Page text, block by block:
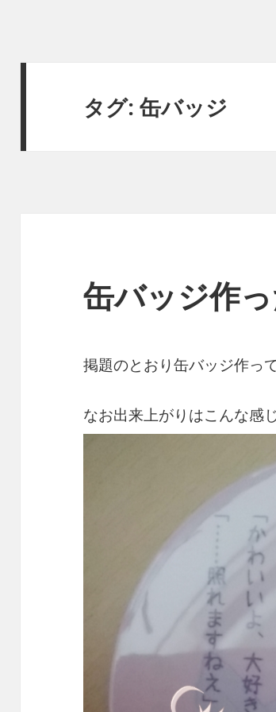
タグ:缶バッジ
缶バッジ作
掲題のとおり缶バッジ作っ
なお出来上がりはこんな感